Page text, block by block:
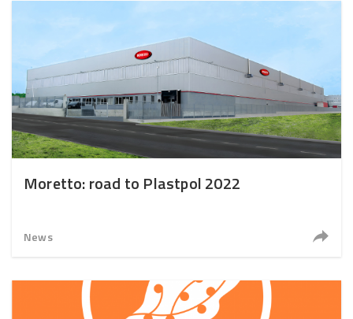
Moretto: road to Plastpol 2022
News